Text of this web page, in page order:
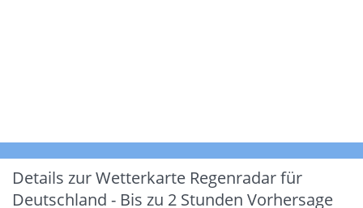
Details zur Wetterkarte Regenradar für
Deutschland - Bis zu 2 Stunden Vorhersage